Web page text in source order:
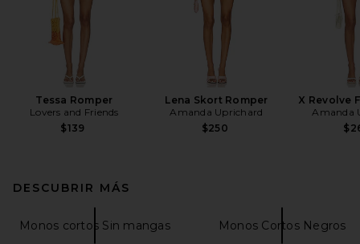
Tessa Romper
Lovers and Friends
$139
Lena Skort Romper
Amanda Uprichard
$250
X Revolve
Amanda
DESCUBRIR MÁS
Monos cortos Sin mangas Monos Cortos Negros